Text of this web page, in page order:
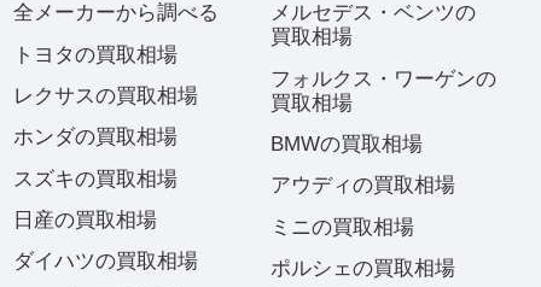
全メーカーから調べる
トヨタの買取相場
レクサスの買取相場
ホンダの買取相場
スズキの買取相場
日産の買取相場
ダイハツの買取相場
メルセデス・ベンツの
買取相場
フォルクス・ワーゲンの
買取相場
BMWの買取相場
アウディの買取相場
ミニの買取相場
ポルシェの買取相場